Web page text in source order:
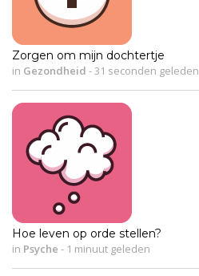
Zorgen om mijn dochtertje
in Gezondheid -31 seconden geleden
Hoe leven op orde stellen?
in Psyche - 1 minuut geleden